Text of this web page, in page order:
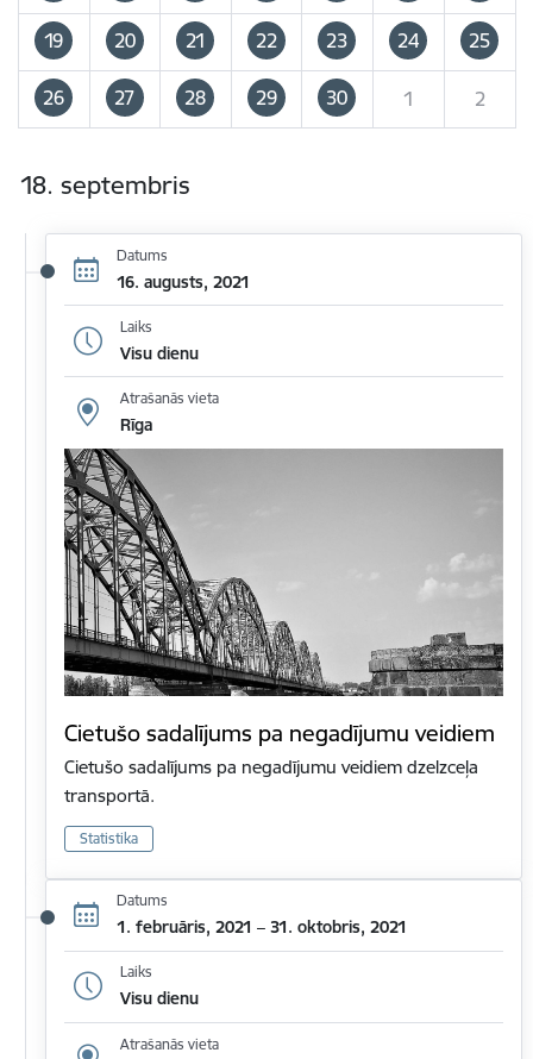
19 20 21 22 23 24 25
26 27 28 29 30 1 2
18. septembris
Datums
16. augusts, 2021
Laiks
Visu dienu
Atrašanās vieta
Rīga
Cietušo sadalījums pa negadījumu veidiem
Cietušo sadalījums pa negadījumu veidiem dzelzceļa
transportā.
Statistika
Datums
1. februāris, 2021 – 31. oktobris, 2021
Laiks
Visu dienu
Atrašanās vieta